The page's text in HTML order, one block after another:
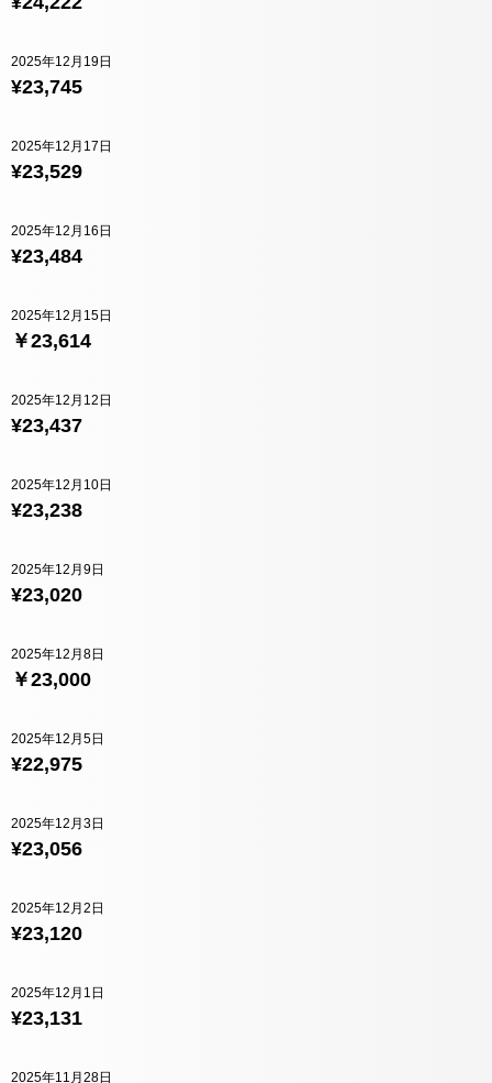
¥23,745
2025年12月19日
¥23,529
2025年12月17日
¥23,484
2025年12月16日
￥23,614
2025年12月15日
¥23,437
2025年12月12日
¥23,238
2025年12月10日
¥23,020
2025年12月9日
￥23,000
2025年12月8日
¥22,975
2025年12月5日
¥23,056
2025年12月3日
¥23,120
2025年12月2日
¥23,131
2025年12月1日
2025年11月28日